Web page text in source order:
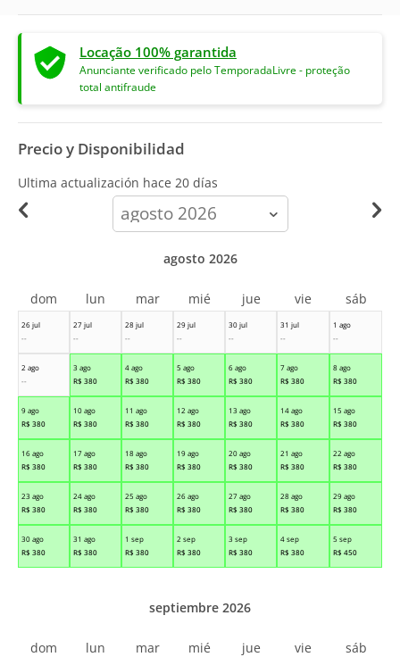
Locação 100% garantida
Anunciante verificado pelo TemporadaLivre - proteção
total antifraude
Precio y Disponibilidad
Ultima actualización hace 20 días
calendar-
month
26 jul
--
27 jul
--
28 jul
--
29 jul
--
30 jul
--
31 jul
--
1 ago
--
2 ago
--
3 ago
R$ 380
4 ago
R$ 380
5 ago
R$ 380
6 ago
R$ 380
7 ago
R$ 380
8 ago
R$ 380
9 ago
R$ 380
10 ago
R$ 380
11 ago
R$ 380
12 ago
R$ 380
13 ago
R$ 380
14 ago
R$ 380
15 ago
R$ 380
16 ago
R$ 380
17 ago
R$ 380
18 ago
R$ 380
19 ago
R$ 380
20 ago
R$ 380
21 ago
R$ 380
22 ago
R$ 380
23 ago
R$ 380
24 ago
R$ 380
25 ago
R$ 380
26 ago
R$ 380
27 ago
R$ 380
28 ago
R$ 380
29 ago
R$ 380
30 ago
R$ 380
31 ago
R$ 380
1 sep
R$ 380
2 sep
R$ 380
3 sep
R$ 380
4 sep
R$ 380
5 sep
R$ 450
agosto 2026
dom lun mar mié jue vie sáb
septiembre 2026
dom lun mar mié jue vie sáb